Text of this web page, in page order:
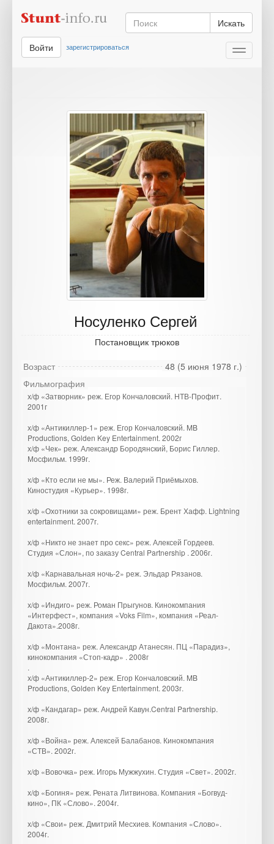
Искать
Toggle
Войти зарегистрироваться
Носуленко Сергей
Постановщик трюков
48 (5 июня 1978 г.)
Возраст
Фильмография
х/ф «Затворник» реж. Егор Кончаловский. НТВ-Профит.
2001г
х/ф «Антикиллер-1» реж. Егор Кончаловский. MB
Productions, Golden Key Entertainment. 2002г
х/ф «Чек» реж. Александр Бородянский, Борис Гиллер.
Мосфильм. 1999г.
х/ф «Кто если не мы». Реж. Валерий Приёмыхов.
Киностудия «Курьер». 1998г.
х/ф «Охотники за сокровищами» реж. Брент Хафф. Lightning
entertainment. 2007г.
х/ф «Никто не знает про секс» реж. Алексей Гордеев.
Студия «Слон», по заказу Central Partnership . 2006г.
х/ф «Карнавальная ночь-2» реж. Эльдар Рязанов.
Мосфильм. 2007г.
х/ф «Индиго» реж. Роман Прыгунов. Кинокомпания
«Интерфест», компания «Voks Film», компания «Реал-
Дакота».2008г.
х/ф «Монтана» реж. Александр Атанесян. ПЦ «Парадиз»,
кинокомпания «Стоп-кадр» . 2008г
.
х/ф «Антикиллер-2» реж. Егор Кончаловский. MB
Productions, Golden Key Entertainment. 2003г.
х/ф «Кандагар» реж. Андрей Кавун.Central Partnership.
2008г.
х/ф «Война» реж. Алексей Балабанов. Кинокомпания
«СТВ». 2002г.
х/ф «Вовочка» реж. Игорь Мужжухин. Студия «Свет». 2002г.
х/ф «Богиня» реж. Рената Литвинова. Компания «Богвуд-
кино», ПК «Слово». 2004г.
х/ф «Свои» реж. Дмитрий Месхиев. Компания «Слово».
2004г.